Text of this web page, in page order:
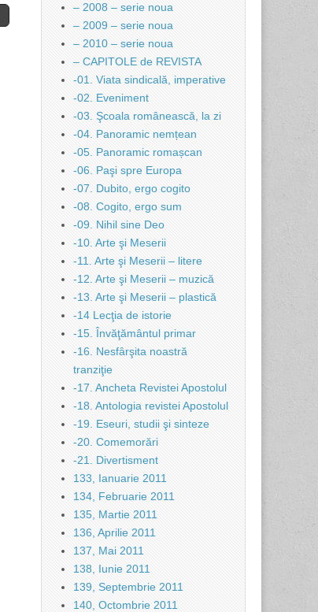
– 2008 – serie noua
– 2009 – serie noua
– 2010 – serie noua
– CAPITOLE de REVISTA
-01. Viata sindicală, imperative
-02. Eveniment
-03. Şcoala românească, la zi
-04. Panoramic nemțean
-05. Panoramic romașcan
-06. Paşi spre Europa
-07. Dubito, ergo cogito
-08. Cogito, ergo sum
-09. Nihil sine Deo
-10. Arte şi Meserii
-11. Arte şi Meserii – litere
-12. Arte şi Meserii – muzică
-13. Arte şi Meserii – plastică
-14 Lecţia de istorie
-15. Învăţământul primar
-16. Nesfârşita noastră
tranziţie
-17. Ancheta Revistei Apostolul
-18. Antologia revistei Apostolul
-19. Eseuri, studii şi sinteze
-20. Comemorări
-21. Divertisment
133, Ianuarie 2011
134, Februarie 2011
135, Martie 2011
136, Aprilie 2011
137, Mai 2011
138, Iunie 2011
139, Septembrie 2011
140, Octombrie 2011